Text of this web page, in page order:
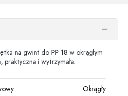
na gwint do PP 18 w okrągłym
praktyczna i wytrzymała.
Okrągły